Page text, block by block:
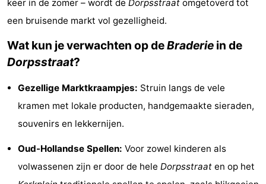
Monumenten
-
Uitkijkpunten
Attracties
Rondvaarten
Speeltuinen
Natuur
Rondleidingen
Sporten
keer in de zomer – wordt de Dorpsstraat omgetoverd tot
een bruisende markt vol gezelligheid.
Wat kun je verwachten op deBraderie in de
Dorpsstraat?
Gezellige Marktkraampjes: Struin langs de vele
kramen met lokale producten, handgemaakte sieraden,
souvenirs en lekkernijen.
Oud-Hollandse Spellen: Voor zowel kinderen als
volwassenen zijn er door de hele Dorpsstraat en op het